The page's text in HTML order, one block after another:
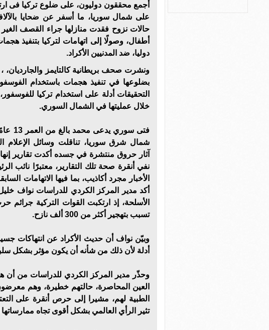
أجمع محققون دوليون، على ضلوع تركيا فى
على شمال سوريا، ما أسفر عن ضحايا
حالات نزوح فقدت منازلها جراء القصف الغير
أطفال، وصولًا إلى اتهامات لتركيا بتنفيذ
دوليا، ضد المدنيين الأكراد.
ونشرت صحف بريطانية كالتايمز والجارديان،
بضلوعها في تنفيذ هجمات باستخدام
التحقيقات أدلة على استخدام تركيا
خلال عمليتها في الشمال السوري.
فتى
شمال شرق سوريا، تناقلت وسائل الإعلام
آثار حروق منتشرة في جسده أكدت تقارير
نفي أنقرة صحة تلك التقارير، معتبرًا نائب
الأخبار مجرد أكاذيب، بما فيها الاتهامات
أكد مدير المركز الكردي للدراسات نواف
الأسلحة، إذ ارتكبت القوات التركية جرائم
تسبب بتهجير أكثر من 300 ألف نازح.
وبيّن نواف أن حديث الأكراد عن انتهاكات
أدلة لأن ذلك من شأنه أن يكون مؤثر بشكل
وحذّر مدير المركز الكردي للدراسات من أن
العين المحاصرة، حالتهم خطيرة، وهم
الطبية لهم، مشيرا إلى حرص أنقرة على
تثير الرأي العالمي بشكل أقوى تجاه ممارساتها